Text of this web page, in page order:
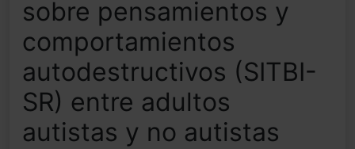
sobre pensamientos y
comportamientos
autodestructivos (SITBI-
SR) entre adultos
autistas y no autistas